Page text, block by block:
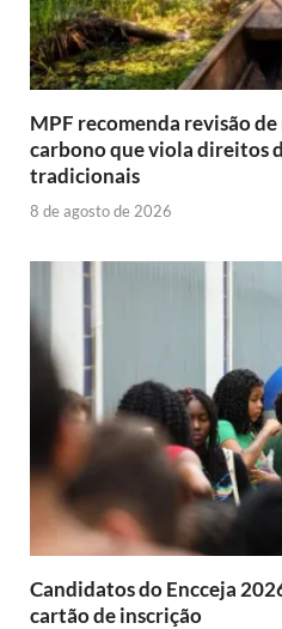
MPF recomenda revisão
carbono que viola direitos
tradicionais
8 de agosto de 2026
Candidatos do Encceja
cartão de inscrição